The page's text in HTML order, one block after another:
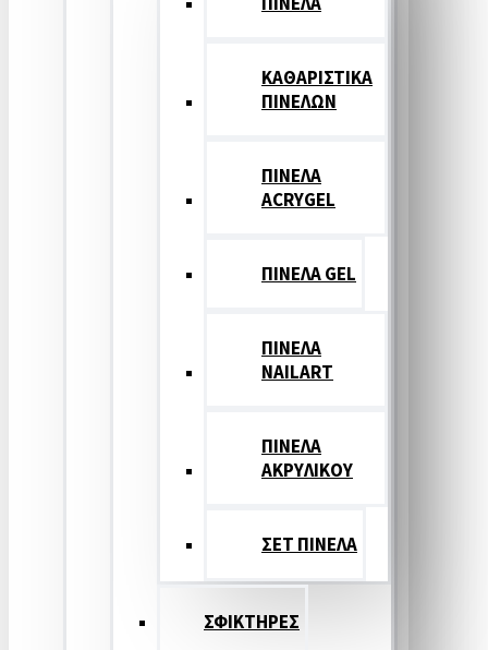
ΚΑΘΑΡΙΣΤΙΚΑ
ΠΙΝΕΛΩΝ
ΠΙΝΕΛΑ
ACRYGEL
ΠΙΝΕΛΑ GEL
ΠΙΝΕΛΑ
NAILART
ΠΙΝΕΛΑ
ΑΚΡΥΛΙΚΟΥ
ΣΕΤ ΠΙΝΕΛA
ΣΦΙΚΤΗΡΕΣ